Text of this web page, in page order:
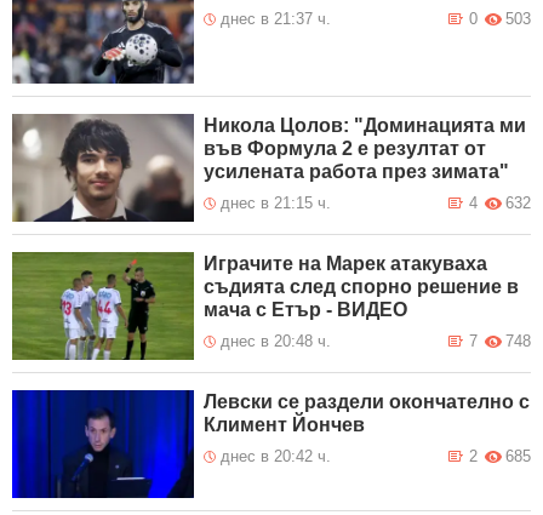
днес в 21:37 ч. 503
0
Никола Цолов: "Доминацията ми
във Формула 2 е резултат от
усилената работа през зимата"
днес в 21:15 ч. 632
4
Играчите на Марек атакуваха
съдията след спорно решение в
мача с Етър - ВИДЕО
днес в 20:48 ч. 748
7
Левски се раздели окончателно с
Климент Йончев
днес в 20:42 ч. 685
2